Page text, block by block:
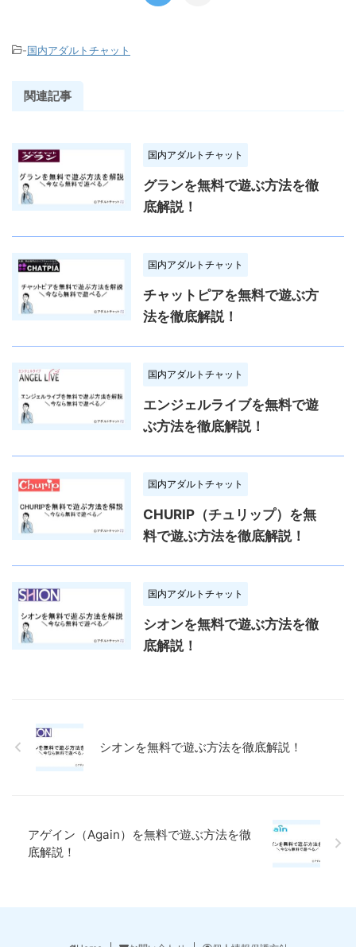
-国内アダルトチャット
関連記事
国内アダルトチャット
グランを無料で遊ぶ方法を徹
底解説！
国内アダルトチャット
チャットピアを無料で遊ぶ方
法を徹底解説！
国内アダルトチャット
エンジェルライブを無料で遊
ぶ方法を徹底解説！
国内アダルトチャット
CHURIP（チュリップ）を無
料で遊ぶ方法を徹底解説！
国内アダルトチャット
シオンを無料で遊ぶ方法を徹
底解説！
シオンを無料で遊ぶ方法を徹底解説！
アゲイン（Again）を無料で遊ぶ方法を徹
底解説！